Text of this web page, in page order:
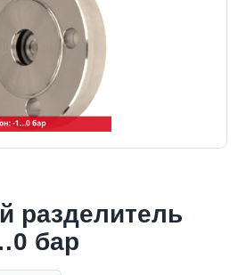
разделитель
бар